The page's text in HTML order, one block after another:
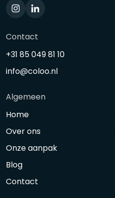
Contact
+31 85 049 81 10
info@coloo.nl
Algemeen
Home
Over ons
Onze aanpak
Blog
Contact